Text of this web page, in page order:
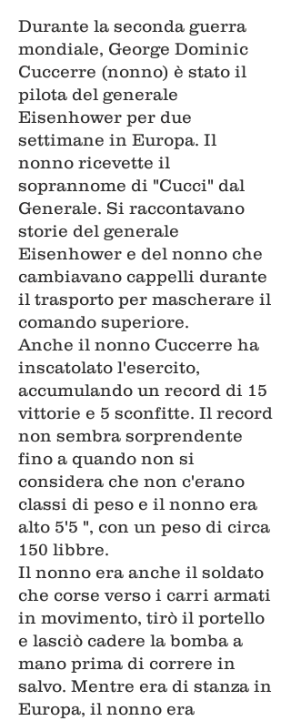
Durante la seconda guerra
mondiale, George Dominic
Cuccerre (nonno) è stato il
pilota del generale
Eisenhower per due
settimane in Europa. Il
nonno ricevette il
soprannome di "Cucci" dal
Generale. Si raccontavano
storie del generale
Eisenhower e del nonno che
cambiavano cappelli durante
il trasporto per mascherare il
comando superiore.
Anche il nonno Cuccerre ha
inscatolato l'esercito,
accumulando un record di 15
vittorie e 5 sconfitte. Il record
non sembra sorprendente
fino a quando non si
considera che non c'erano
classi di peso e il nonno era
alto 5'5 ", con un peso di circa
150 libbre.
Il nonno era anche il soldato
che corse verso i carri armati
in movimento, tirò il portello
e lasciò cadere la bomba a
mano prima di correre in
salvo. Mentre era di stanza in
Europa, il nonno era